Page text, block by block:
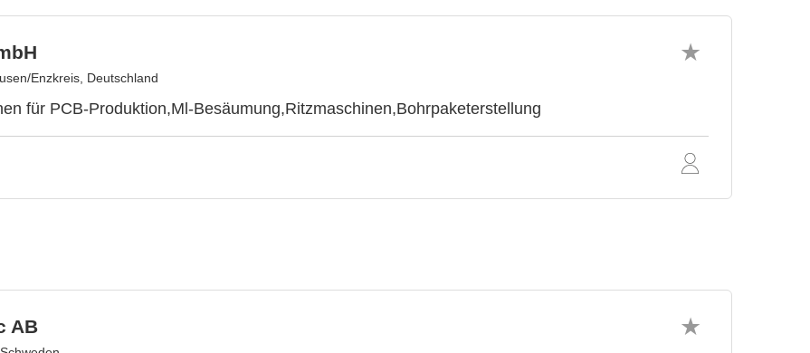
Enzkreis, Deutschland
für PCB-Produktion,Ml-Besäumung,Ritzmaschinen,Bohrpaketerstellung
AB